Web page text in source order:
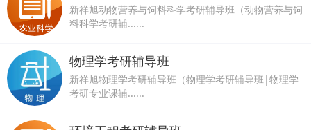
新祥旭动物营养与饲料科学考研辅导班（动物营养与饲
料科学考研辅......
物理学考研辅导班
新祥旭物理学考研辅导班（物理学考研辅导班|物理学
考研专业课辅......